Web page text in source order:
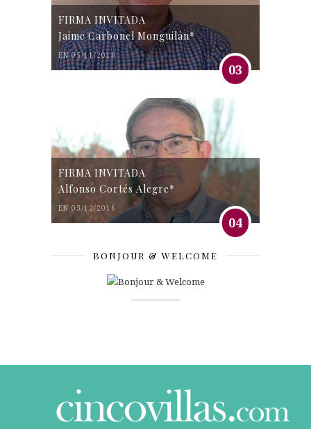
FIRMA INVITADA
Jaime Carbonel Monguilán*
EN 05/11/2016
03
FIRMA INVITADA
Alfonso Cortés Alegre*
EN 03/12/2016
04
BONJOUR & WELCOME